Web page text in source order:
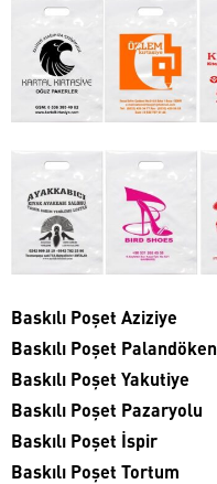
Baskılı Poşet Aziziye
Baskılı Poşet Palandöken
Baskılı Poşet Yakutiye
Baskılı Poşet Pazaryolu
Baskılı Poşet İspir
Baskılı Poşet Tortum